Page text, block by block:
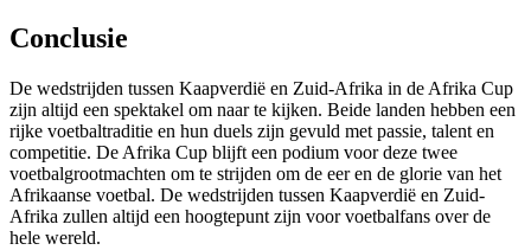
Conclusie
De wedstrijden tussen Kaapverdië en Zuid-Afrika in de Afrika Cup
zijn altijd een spektakel om naar te kijken. Beide landen hebben een
rijke voetbaltraditie en hun duels zijn gevuld met passie, talent en
competitie. De Afrika Cup blijft een podium voor deze twee
voetbalgrootmachten om te strijden om de eer en de glorie van het
Afrikaanse voetbal. De wedstrijden tussen Kaapverdië en Zuid-
Afrika zullen altijd een hoogtepunt zijn voor voetbalfans over de
hele wereld.